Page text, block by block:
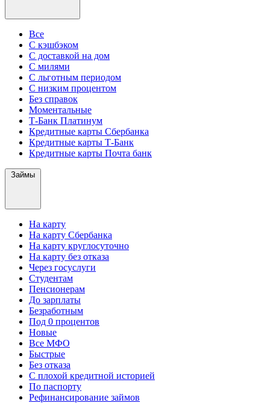
Все
С кэшбэком
С доставкой на дом
С милями
С льготным периодом
С низким процентом
Без справок
Моментальные
Т-Банк Платинум
Кредитные карты Сбербанка
Кредитные карты Т-Банк
Кредитные карты Почта банк
Займы
На карту
На карту Сбербанка
На карту круглосуточно
На карту без отказа
Через госуслуги
Студентам
Пенсионерам
До зарплаты
Безработным
Под 0 процентов
Новые
Все МФО
Быстрые
Без отказа
С плохой кредитной историей
По паспорту
Рефинансирование займов